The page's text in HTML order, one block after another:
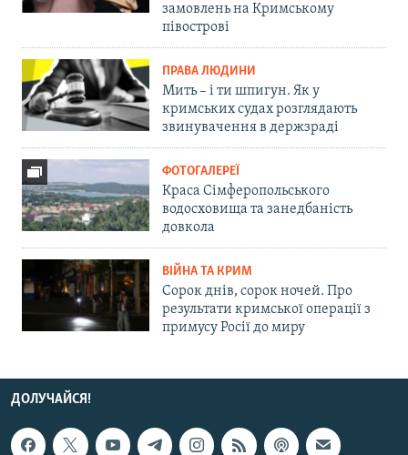
замовлень на Кримському
півострові
ПРАВА ЛЮДИНИ
Мить – і ти шпигун. Як у
кримських судах розглядають
звинувачення в держзраді
ФОТОГАЛЕРЕЇ
Краса Сімферопольського
водосховища та занедбаність
довкола
ВІЙНА ТА КРИМ
Сорок днів, сорок ночей. Про
результати кримської операції з
примусу Росії до миру
ДОЛУЧАЙСЯ!